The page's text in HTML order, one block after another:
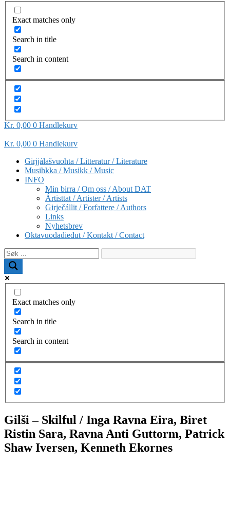
Exact matches only
Search in title
Search in content
Kr 0,00 0 Handlekurv
Kr 0,00 0 Handlekurv
Girjjálašvuohta / Litteratur / Literature
Musihkka / Musikk / Music
INFO
Min birra / Om oss / About DAT
Ártisttat / Artister / Artists
Girječállit / Forfattere / Authors
Links
Nyhetsbrev
Oktavuođadieđut / Kontakt / Contact
Exact matches only
Search in title
Search in content
Gilši – Skilful / Inga Ravna Eira, Biret
Ristin Sara, Ravna Anti Guttorm, Patrick
Shaw Iversen, Kenneth Ekornes